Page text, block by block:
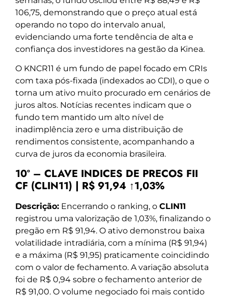
106,75, demonstrando que o preço atual está
operando no topo do intervalo anual,
evidenciando uma forte tendência de alta e
confiança dos investidores na gestão da Kinea.
O KNCR11 é um fundo de papel focado em CRIs
com taxa pós-fixada (indexados ao CDI), o que o
torna um ativo muito procurado em cenários de
juros altos. Notícias recentes indicam que o
fundo tem mantido um alto nível de
inadimplência zero e uma distribuição de
rendimentos consistente, acompanhando a
curva de juros da economia brasileira.
10º – CLAVE INDICES DE PRECOS FII
CF (CLIN11) | R$ 91,94 ↑1,03%
Descrição: Encerrando o ranking, o CLIN11
registrou uma valorização de 1,03%, finalizando o
pregão em R$ 91,94. O ativo demonstrou baixa
volatilidade intradiária, com a mínima (R$ 91,94)
e a máxima (R$ 91,95) praticamente coincidindo
com o valor de fechamento. A variação absoluta
foi de R$ 0,94 sobre o fechamento anterior de
R$ 91,00. O volume negociado foi mais contido